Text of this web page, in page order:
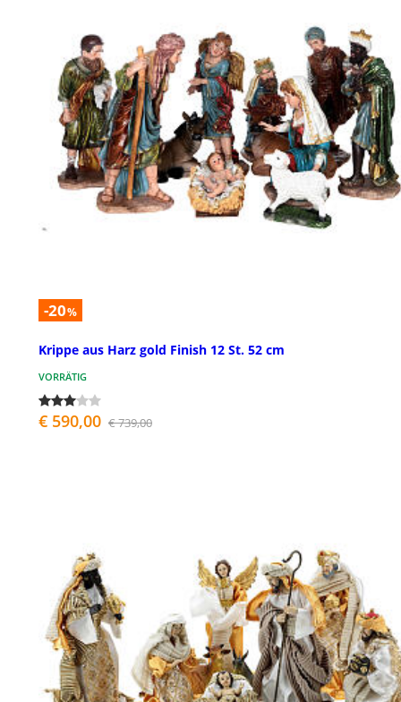
-20%
Krippe aus Harz gold Finish 12 St. 52 cm
VORRÄTIG
€ 590,00 € 739,00